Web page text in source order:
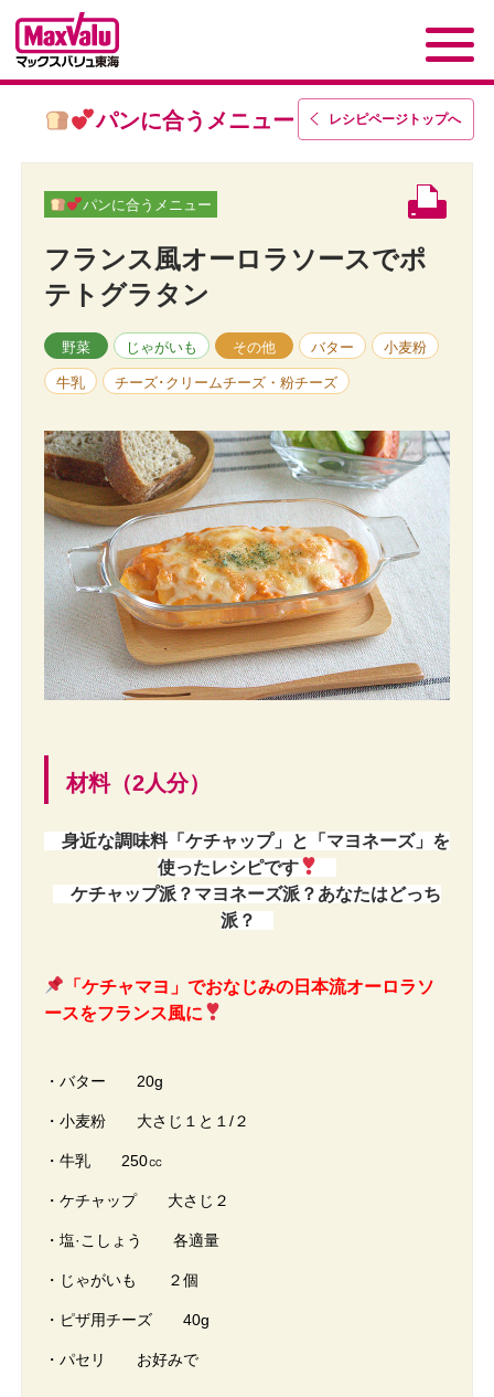
レシピページトップへ
パンに合うメニュー
パンに合うメニュー
フランス風オーロラソースでポ
テトグラタン
野菜 じゃがいも その他 バター 小麦粉
牛乳 チーズ･クリームチーズ・粉チーズ
材料（2人分）
身近な調味料「ケチャップ」と「マヨネーズ」を
使ったレシピです
ケチャップ派？マヨネーズ派？あなたはどっち
派？
「ケチャマヨ」でおなじみの日本流オーロラソ
ースをフランス風に
・バター 20g
・小麦粉 大さじ１と１/２
・牛乳 250㏄
・ケチャップ 大さじ２
・塩·こしょう 各適量
・じゃがいも ２個
・ピザ用チーズ 40g
・パセリ お好みで